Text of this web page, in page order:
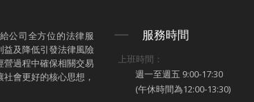
公司全方位的法律服
及降低引發法律風險
營過程中確保相關交易
會更好的核心思想，
服務時間
上班時間：
週一至週五 9:00-17:30
(午休時間為12:00-13:30)